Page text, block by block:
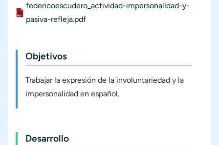
Materiales
Documento
federicoescudero_actividad-impersonalidad-y-
pasiva-refleja.pdf
Objetivos
Trabajar la expresión de la involuntariedad y la
impersonalidad en español.
Desarrollo